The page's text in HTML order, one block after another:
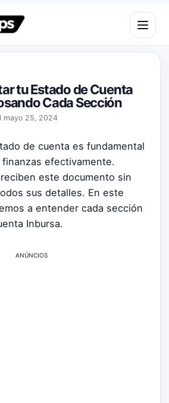
Abrir
tu Estado de Cuenta
Cada Sección
mayo 25, 2024
de cuenta es fundamental
efectivamente.
este documento sin
sus detalles. En este
a entender cada sección
Inbursa.
ANÚNCIOS